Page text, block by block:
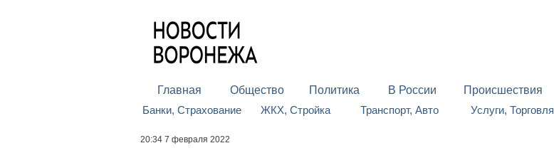
Главная Общество Политика В России Происшествия
Банки, Страхование
ЖКХ, Стройка Транспорт, Авто Услуги, Торговля
20:34 7 февраля 2022